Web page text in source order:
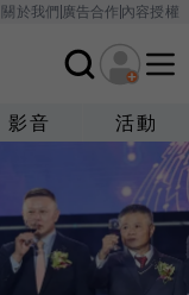
關於我們廣告合作內容授權
影音 活動